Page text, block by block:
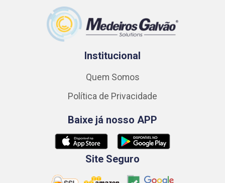
Institucional
Quem Somos
Política de Privacidade
Baixe já nosso APP
Site Seguro